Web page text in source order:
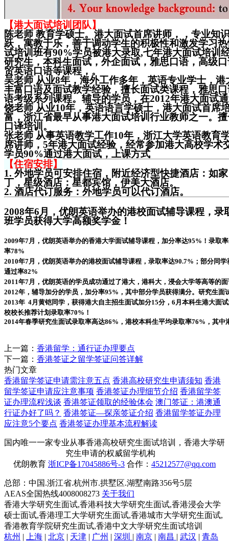
【港大面试培训团队】
陈老师 教育学硕士。港大面试首席讲师，，专业知
跃，寓教于乐，善于调动学生的积极性和激发学习
试培训班有90%学员被港大录取,七年港大面试培训
研究生，本科生面试，外企面试，雅思口语，高级
贸英语口语等课程，。
吴老师 从业8年，海外工作多年，英语专业学士，
丰富口语及面试教学经验，擅长面试类课程，雅思
语考级系列课程。辅导的学员，在2012年港大面试
饶老师 从业10年，英语语言学硕士，港大面试首席
富，浙江省最早从事港大面试培训行业教师之一。
口译培训。
张老师 从事英语教学工作10年，浙江大学英语教育
席讲师，5年港大面试经验，经常参加港大高校学术
学员90%通过港大面试，上课方式
【住宿安排】
1. 外地学员可安排住宿，附近经济型快捷酒店：如
丁，星级酒店：星都宾馆，伊美大酒店。
2. 酒店代订服务：外地学员可以代订酒店。
2008年6月，优朗英语举办的港校面试辅导课程，录
班学员获得大学高额奖学金！
2009年7月，优朗英语举办的香港大学面试辅导课程，加分率达95%！录取
率78%
2010年7月，优朗英语举办的港校面试辅导课程，录取率达90.7%；部分同
通过率82%
2011年7月，优朗英语的学员成功通过了港大，港科大，浸会大学等高等的
2012年，辅导加分的学员，加分率95%，其中部分学员获得满分。研究生面
2013年 4月黄铠同学，获得港大自主招生面试加分15分，6月本科生港大面
校校长推荐计划录取率70%！
2014年春季研究生面试录取率高达86%，港校本科生平均录取率76%，其中
上一篇： 香港留学：通行证办理要点
下一篇： 香港签证之留学签证问答详解
热门文章
香港留学签证申请需注意五点 香港高校研究生申请须知 香港
留学签证申请应注意事项 香港签证办理细节介绍 香港留学签
证办理流程浅谈 香港签证领取的经验体会 澳门签证：港澳通
行证办好了吗？ 香港签证—探亲签证介绍 香港留学签证办理
应注意5个要点 香港签证办理基本流程解读
国内唯一一家专业从事香港高校研究生面试培训，香港大学研
究生申请的权威留学机构
优朗教育 浙ICP备17045886号-3 合作： 45212577@qq.com
总部：中国.浙江省.杭州市.拱墅区.湖墅南路356号5层
AEAS全国热线4008008273 关于我们
香港大学研究生面试,香港科技大学研究生面试,香港浸会大学
硕士面试,香港理工大学研究生面试,香港城市大学研究生面试,
香港教育学院研究生面试,香港中文大学研究生面试培训
杭州 | 上海 | 北京 | 天津 | 广州 | 深圳 | 南京 | 南昌 | 武汉 | 青岛